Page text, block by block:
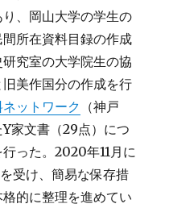
、岡山大学の学生の
所在資料目録の作成
究室の大学院生の協
美作国分の作成を行
ットワーク （神戸
家文書（29点）につ
った。2020年11月に
受け、簡易な保存措
的に整理を進めてい